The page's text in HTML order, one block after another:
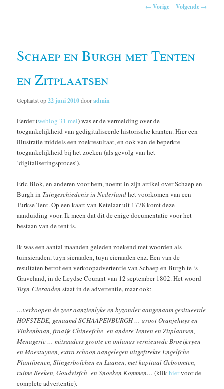
← Vorige Volgende →
Schaep en Burgh met Tenten
en Zitplaatsen
Geplaatst op22 juni 2010dooradmin
Eerder (weblog 31 mei) was er de vermelding over de
toegankelijkheid van gedigitaliseerde historische kranten. Hier een
illustratie middels een zoekresultaat, en ook van de beperkte
toegankelijkheid bij het zoeken (als gevolg van het
‘digitaliseringsproces’).
Eric Blok, en anderen voor hem, noemt in zijn artikel over Schaep en
Burgh in Tuingeschiedenis in Nederlandhet voorkomen van een
Turkse Tent. Op een kaart van Ketelaar uit 1778 komt deze
aanduiding voor. Ik meen dat dit de enige documentatie voor het
bestaan van de tent is.
Ik was een aantal maanden geleden zoekend met woorden als
tuinsieraden, tuyn sieraaden, tuyn cieraaden enz. Een van de
resultaten betrof een verkoopadvertentie van Schaep en Burgh te ‘s-
Graveland, in de Leydse Courant van 12 september 1802. Het woord
Tuyn-Cieraaden staat in de advertentie, maar ook:
…verkoopen de zeer aanzienlyke en byzonder aangenaam gesitueerde
HOFSTEDE, genaamd SCHAAPENBURGH … groot Oranjehuys en
Vinkenbaan, fraaije Chineefche- en andere Tenten en Zitplaatsen,
Menagerie … mitsgaders groote en onlangs vernieuwde Broeijeryen
en Moestuynen, extra schoon aangelegen uitgeftrekte Engelfche
Plantfoenen, Slingerbofchen en Laanen, met kapitaal Geboomten,
ruime Beeken, Goudvisfch- en Snoeken Kommen…(klikhiervoor de
complete advertentie).